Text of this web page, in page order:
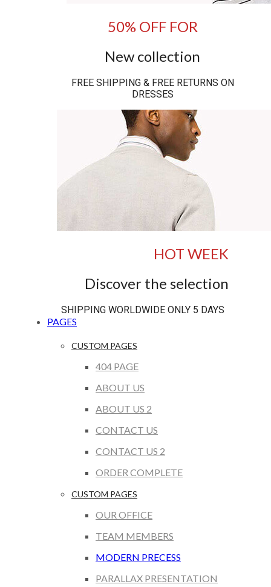
50% OFF FOR
New collection
FREE SHIPPING & FREE RETURNS ON
DRESSES
HOT WEEK
Discover the selection
SHIPPING WORLDWIDE ONLY 5 DAYS
PAGES
CUSTOM PAGES
404 PAGE
ABOUT US
ABOUT US 2
CONTACT US
CONTACT US 2
ORDER COMPLETE
CUSTOM PAGES
OUR OFFICE
TEAM MEMBERS
MODERN PRECESS
PARALLAX PRESENTATION